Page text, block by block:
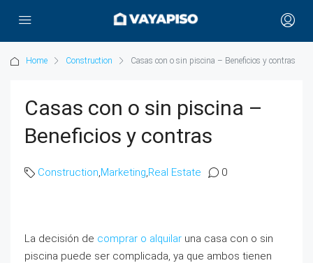
Home Construction Casas con o sin piscina – Beneficios y contras
Casas con o sin piscina –
Beneficios y contras
Construction,Marketing,Real Estate 0
La decisión de comprar o alquilar una casa con o sin
piscina puede ser complicada, ya que ambos tienen